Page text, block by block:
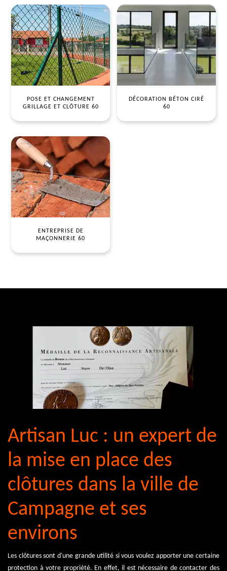
POSE ET CHANGEMENT
GRILLAGE ET CLÔTURE 60
DÉCORATION BÉTON CIRÉ
60
ENTREPRISE DE
MAÇONNERIE 60
Artisan Luc : un expert de
la mise en place des
clôtures dans la ville de
Campagne et ses
environs
Les clôtures sont d'une grande utilité si vous voulez apporter une certaine
protection à votre propriété. En effet, il est nécessaire de contacter des